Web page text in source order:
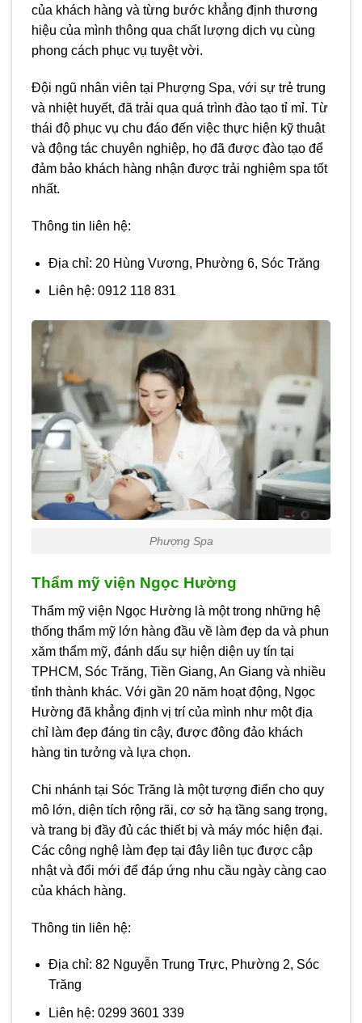
của khách hàng và từng bước khẳng định thương
hiệu của mình thông qua chất lượng dịch vụ cùng
phong cách phục vụ tuyệt vời.
Đội ngũ nhân viên tại Phượng Spa, với sự trẻ trung
và nhiệt huyết, đã trải qua quá trình đào tạo tỉ mỉ. Từ
thái độ phục vụ chu đáo đến việc thực hiện kỹ thuật
và động tác chuyên nghiệp, họ đã được đào tạo để
đảm bảo khách hàng nhận được trải nghiệm spa tốt
nhất.
Thông tin liên hệ:
Địa chỉ: 20 Hùng Vương, Phường 6, Sóc Trăng
Liên hệ: 0912 118 831
Phượng Spa
Thẩm mỹ viện Ngọc Hường
Thẩm mỹ viện Ngọc Hường là một trong những hệ
thống thẩm mỹ lớn hàng đầu về làm đẹp da và phun
xăm thẩm mỹ, đánh dấu sự hiện diện uy tín tại
TPHCM, Sóc Trăng, Tiền Giang, An Giang và nhiều
tỉnh thành khác. Với gần 20 năm hoạt động, Ngọc
Hường đã khẳng định vị trí của mình như một địa
chỉ làm đẹp đáng tin cậy, được đông đảo khách
hàng tin tưởng và lựa chọn.
Chi nhánh tại Sóc Trăng là một tượng điển cho quy
mô lớn, diện tích rộng rãi, cơ sở hạ tầng sang trọng,
và trang bị đầy đủ các thiết bị và máy móc hiện đại.
Các công nghệ làm đẹp tại đây liên tục được cập
nhật và đổi mới để đáp ứng nhu cầu ngày càng cao
của khách hàng.
Thông tin liên hệ:
Địa chỉ: 82 Nguyễn Trung Trực, Phường 2, Sóc
Trăng
Liên hệ: 0299 3601 339